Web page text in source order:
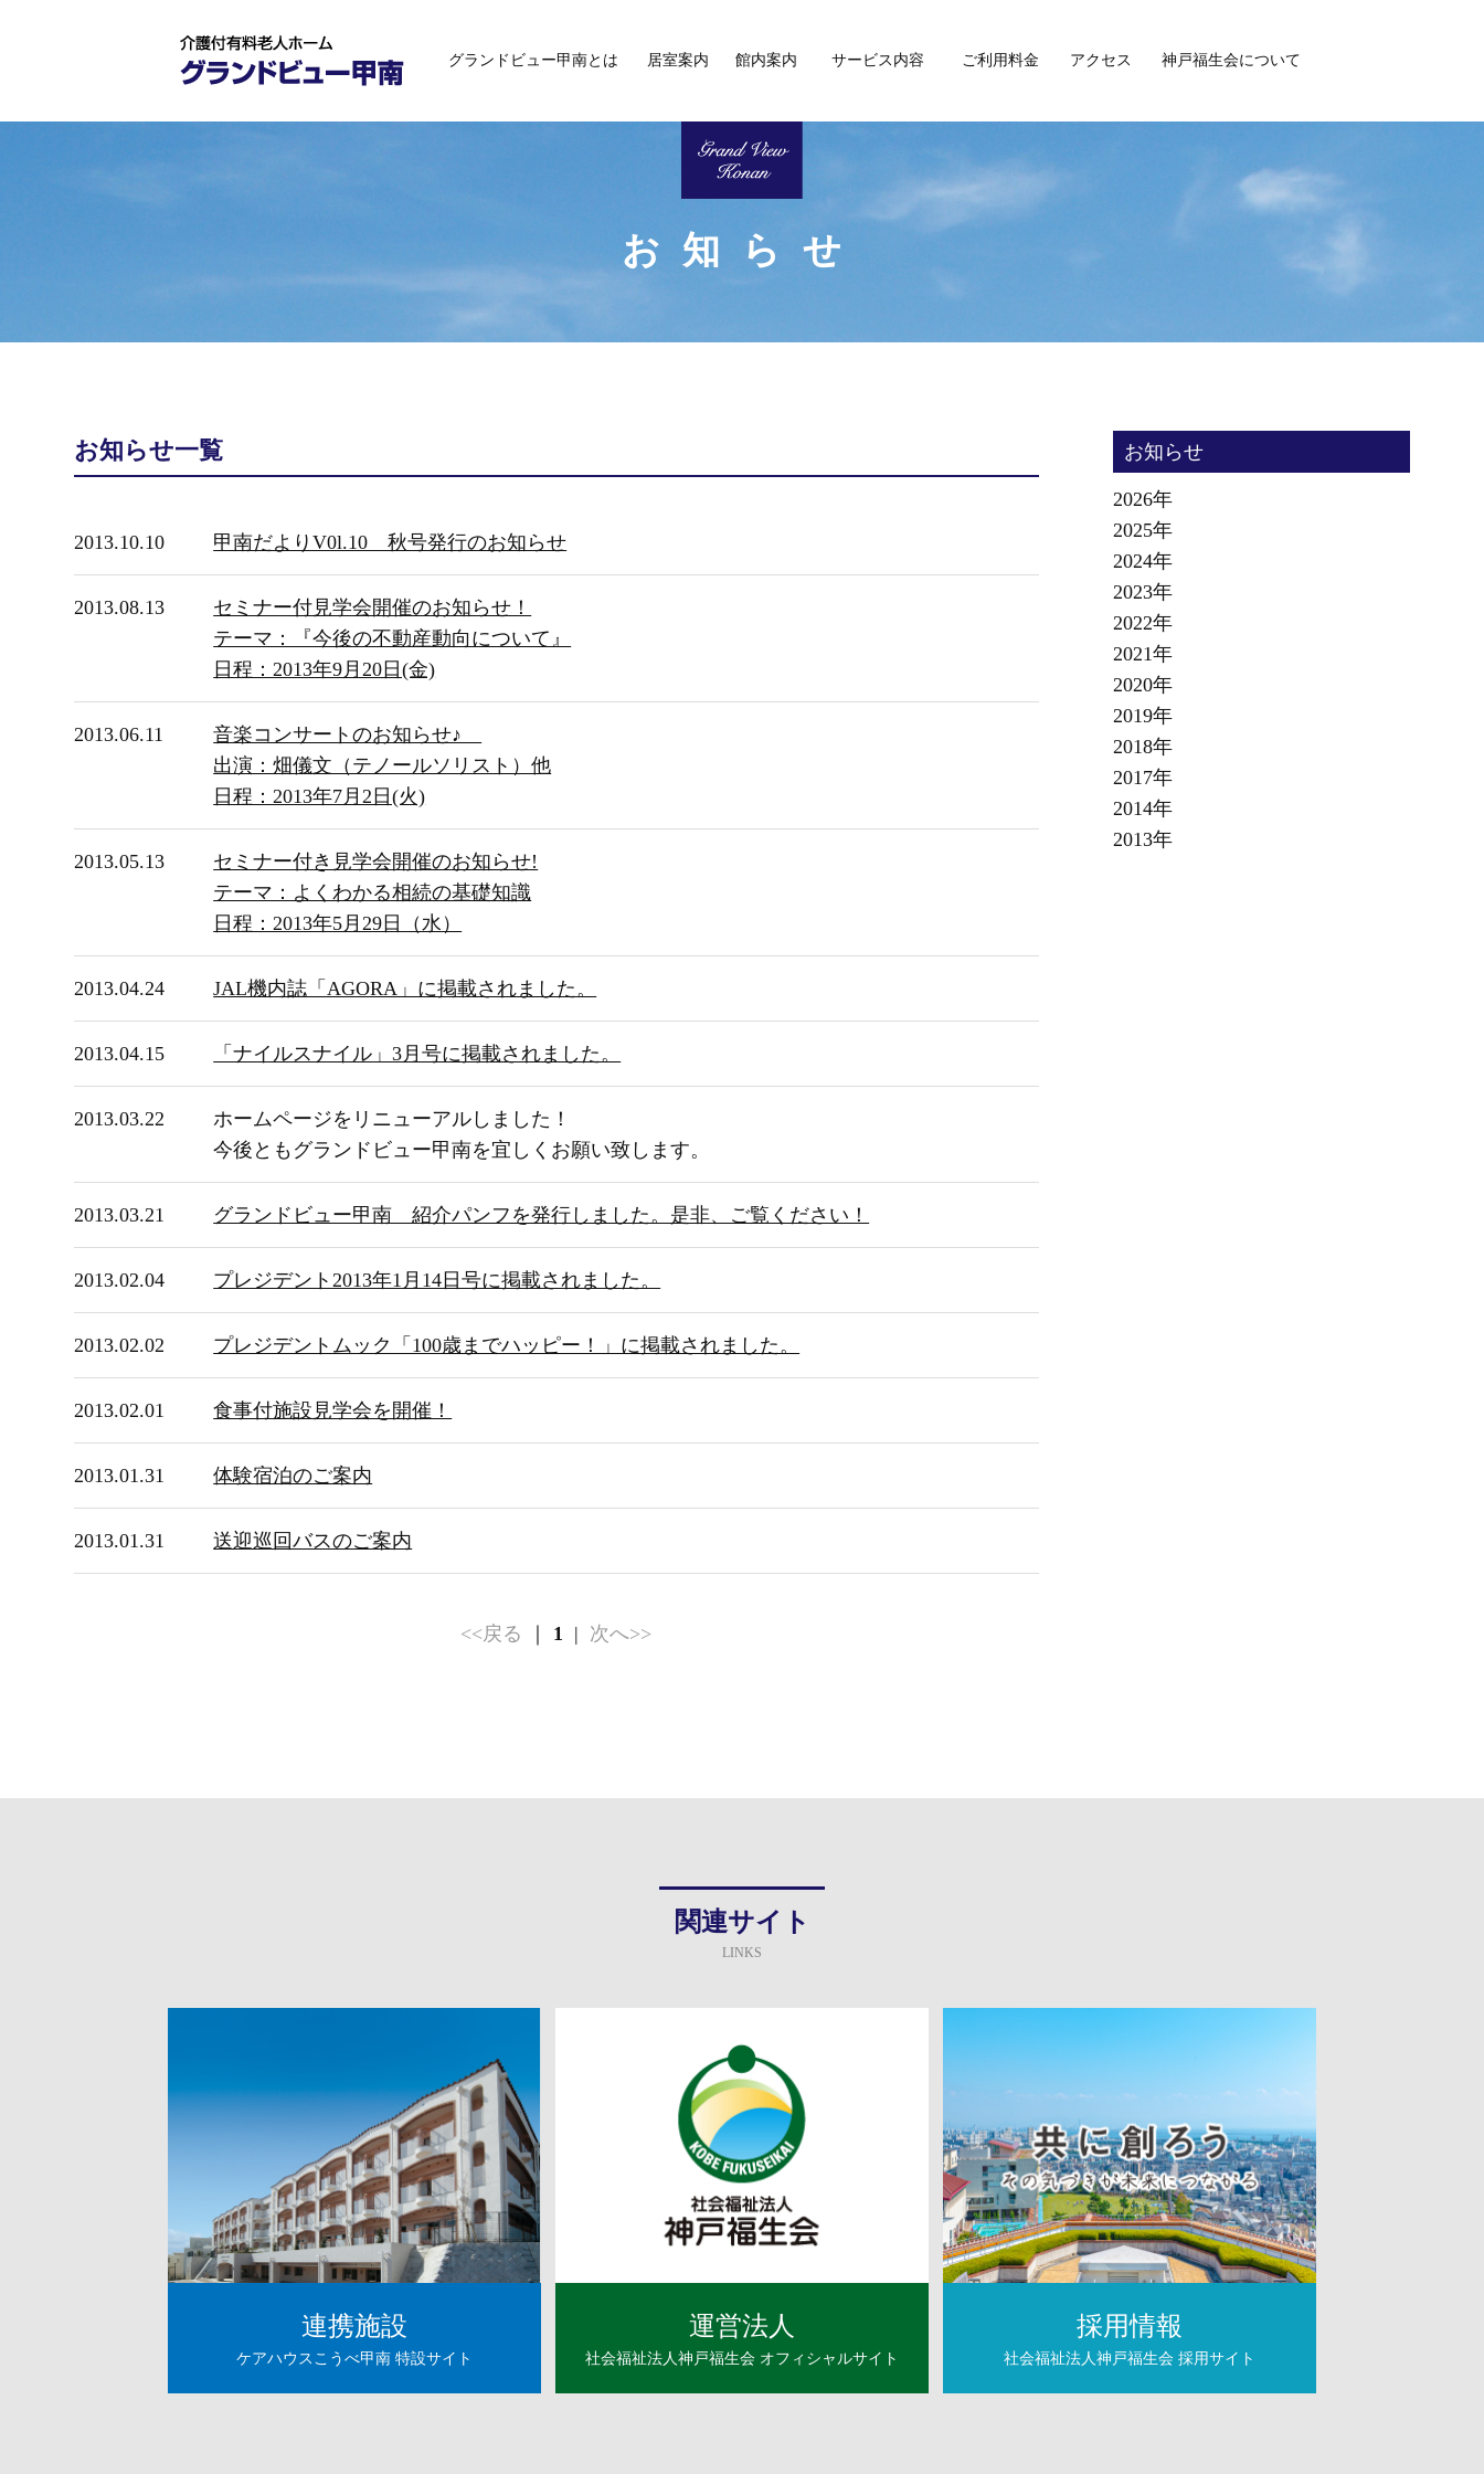
グランドビュー甲南とは 居室案内 館内案内 サービス内容 ご利用料金 アクセス 神戸福生会について
お知らせ
お知らせ一覧
2013.10.10 甲南だよりV0l.10 秋号発行のお知らせ
2013.08.13
セミナー付見学会開催のお知らせ！
テーマ：『今後の不動産動向について』
日程：2013年9月20日(金)
2013.06.11
音楽コンサートのお知らせ♪
出演：畑儀文（テノールソリスト）他
日程：2013年7月2日(火)
2013.05.13
セミナー付き見学会開催のお知らせ!
テーマ：よくわかる相続の基礎知識
日程：2013年5月29日（水）
2013.04.24 JAL機内誌「AGORA」に掲載されました。
2013.04.15 「ナイルスナイル」3月号に掲載されました。
2013.03.22
ホームページをリニューアルしました！
今後ともグランドビュー甲南を宜しくお願い致します。
2013.03.21 グランドビュー甲南 紹介パンフを発行しました。是非、ご覧ください！
2013.02.04 プレジデント2013年1月14日号に掲載されました。
2013.02.02 プレジデントムック「100歳までハッピー！」に掲載されました。
2013.02.01 食事付施設見学会を開催！
2013.01.31 体験宿泊のご案内
2013.01.31 送迎巡回バスのご案内
<<戻る 1 | 次へ>>
お知らせ
2026年
2025年
2024年
2023年
2022年
2021年
2020年
2019年
2018年
2017年
2014年
2013年
関連サイト
LINKS
連携施設
ケアハウスこうべ甲南 特設サイト
運営法人
社会福祉法人神戸福生会 オフィシャルサイト
採用情報
社会福祉法人神戸福生会 採用サイト